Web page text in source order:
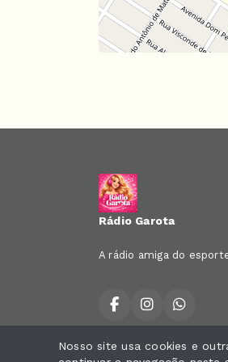
Rádio Garota
A rádio amiga do
Todos os direitos reservados.
Nosso site usa cookies e